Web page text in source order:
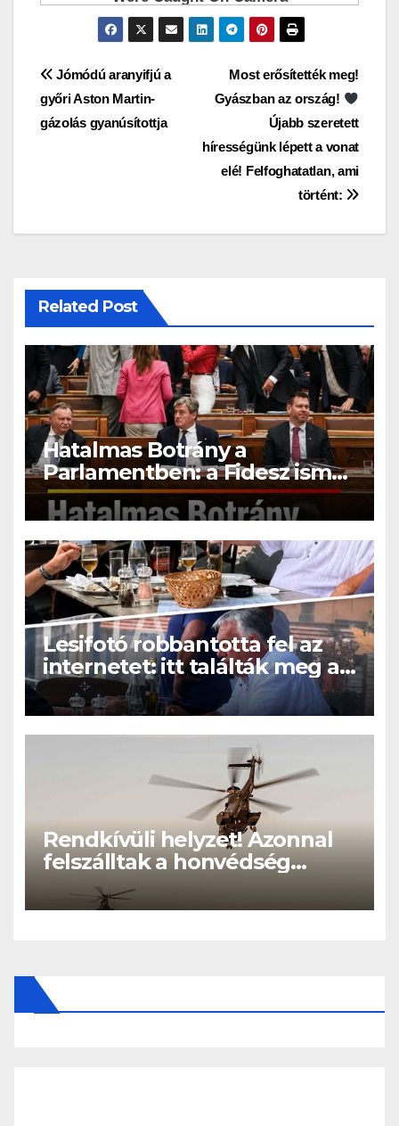
Bejegyzés
navigáció
Most erősítették meg!
Gyászban az ország!
Újabb szeretett
hírességünk lépett a vonat
elé! Felfoghatatlan, ami
történt:
Jómódú aranyifjú a
győri Aston Martin-
gázolás gyanúsítottja
Related Post
Hatalmas Botrány a
Parlamentben: a Fidesz ismét
kitett magáért!
Lesifotó robbantotta fel az
internetet: itt találták meg az
eltűnt Orbán Viktort!
Rendkívüli helyzet! Azonnal
felszálltak a honvédség
helikopterei, óriási a baj
Magyarországon! – Kiadták a